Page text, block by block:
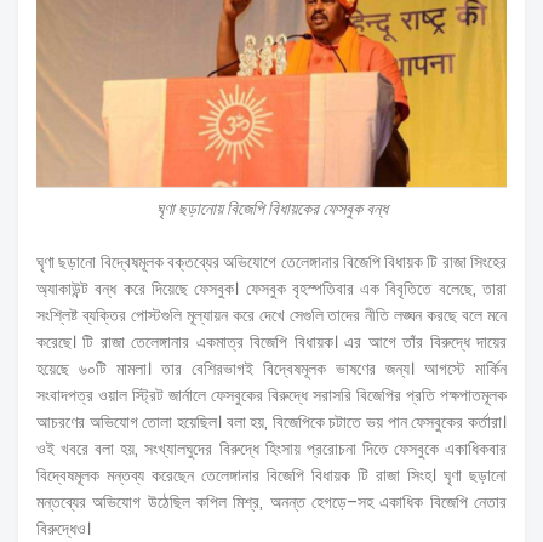
ঘৃণা ছড়ানোয় বিজেপি বিধায়কের ফেসবুক বন্ধ
ঘৃণা ছড়ানো বিদ্বেষমূলক বক্তব্যের অভিযোগে তেলেঙ্গানার বিজেপি বিধায়ক টি রাজা সিংহের
অ্যাকাউন্ট বন্ধ করে দিয়েছে ফেসবুক। ফেসবুক বৃহস্পতিবার এক বিবৃতিতে বলেছে, তারা
সংশ্লিষ্ট ব্যক্তির পোস্টগুলি মূল্যায়ন করে দেখে সেগুলি তাদের নীতি লঙ্ঘন করছে বলে মনে
করেছে। টি রাজা তেলেঙ্গানার একমাত্র বিজেপি বিধায়ক। এর আগে তাঁর বিরুদ্ধে দায়ের
হয়েছে ৬০টি মামলা। তার বেশিরভাগই বিদ্বেষমূলক ভাষণের জন্য। আগস্টে মার্কিন
সংবাদপত্র ওয়াল স্ট্রিট জার্নালে ফেসবুকের বিরুদ্ধে সরাসরি বিজেপির প্রতি পক্ষপাতমূলক
আচরণের অভিযোগ তোলা হয়েছিল। বলা হয়, বিজেপিকে চটাতে ভয় পান ফেসবুকের কর্তারা।
ওই খবরে বলা হয়, সংখ্যালঘুদের বিরুদ্ধে হিংসায় প্ররোচনা দিতে ফেসবুকে একাধিকবার
বিদ্বেষমূলক মন্তব্য করেছেন তেলেঙ্গানার বিজেপি বিধায়ক টি রাজা সিংহ। ঘৃণা ছড়ানো
মন্তব্যের অভিযোগ উঠেছিল কপিল মিশ্র, অনন্ত হেগড়ে–সহ একাধিক বিজেপি নেতার
বিরুদ্ধেও।